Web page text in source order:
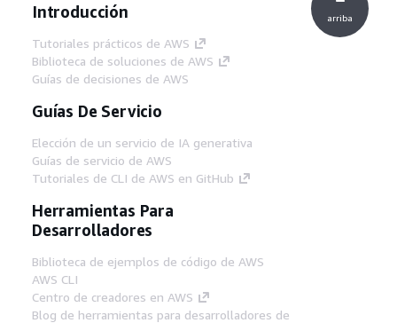
Introducción
Tutoriales prácticos de AWS
Biblioteca de soluciones de AWS
Guías de decisiones de AWS
Guías De Servicio
Elección de un servicio de IA generativa
Guías de servicio de AWS
Tutoriales de CLI de AWS en GitHub
Herramientas Para
Desarrolladores
Biblioteca de ejemplos de código de AWS
AWS CLI
Centro de creadores en AWS
Blog de herramientas para desarrolladores de
arriba